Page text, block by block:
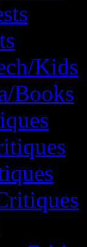
Kids
Books